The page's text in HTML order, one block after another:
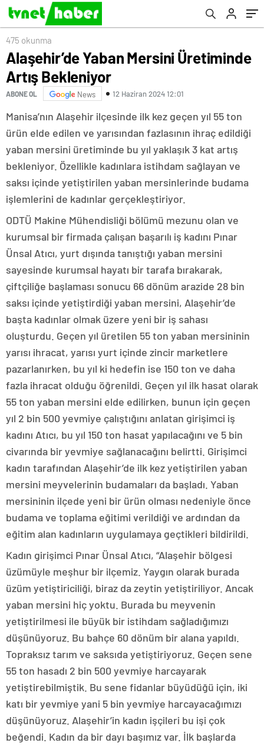
475 okunma
Alaşehir’de Yaban Mersini Üretiminde
Artış Bekleniyor
ABONE OL News 12 Haziran 2024 12:01
Manisa’nın Alaşehir ilçesinde ilk kez geçen yıl 55 ton
ürün elde edilen ve yarısından fazlasının ihraç edildiği
yaban mersini üretiminde bu yıl yaklaşık 3 kat artış
bekleniyor. Özellikle kadınlara istihdam sağlayan ve
saksı içinde yetiştirilen yaban mersinlerinde budama
işlemlerini de kadınlar gerçekleştiriyor.
ODTÜ Makine Mühendisliği bölümü mezunu olan ve
kurumsal bir firmada çalışan başarılı iş kadını Pınar
Ünsal Atıcı, yurt dışında tanıştığı yaban mersini
sayesinde kurumsal hayatı bir tarafa bırakarak,
çiftçiliğe başlaması sonucu 66 dönüm arazide 28 bin
saksı içinde yetiştirdiği yaban mersini, Alaşehir’de
başta kadınlar olmak üzere yeni bir iş sahası
oluşturdu. Geçen yıl üretilen 55 ton yaban mersininin
yarısı ihracat, yarısı yurt içinde zincir marketlere
pazarlanırken, bu yıl ki hedefin ise 150 ton ve daha
fazla ihracat olduğu öğrenildi. Geçen yıl ilk hasat olarak
55 ton yaban mersini elde edilirken, bunun için geçen
yıl 2 bin 500 yevmiye çalıştığını anlatan girişimci iş
kadını Atıcı, bu yıl 150 ton hasat yapılacağını ve 5 bin
civarında bir yevmiye sağlanacağını belirtti. Girişimci
kadın tarafından Alaşehir’de ilk kez yetiştirilen yaban
mersini meyvelerinin budamaları da başladı. Yaban
mersininin ilçede yeni bir ürün olması nedeniyle önce
budama ve toplama eğitimi verildiği ve ardından da
eğitim alan kadınların uygulamaya geçtikleri bildirildi.
Kadın girişimci Pınar Ünsal Atıcı, “Alaşehir bölgesi
üzümüyle meşhur bir ilçemiz. Yaygın olarak burada
üzüm yetiştiriciliği, biraz da zeytin yetiştiriliyor. Ancak
yaban mersini hiç yoktu. Burada bu meyvenin
yetiştirilmesi ile büyük bir istihdam sağladığımızı
düşünüyoruz. Bu bahçe 60 dönüm bir alana yapıldı.
Topraksız tarım ve saksıda yetiştiriyoruz. Geçen sene
55 ton hasadı 2 bin 500 yevmiye harcayarak
yetiştirebilmiştik. Bu sene fidanlar büyüdüğü için, iki
katı bir yevmiye yani 5 bin yevmiye harcayacağımızı
düşünüyoruz. Alaşehir’in kadın işçileri bu işi çok
beğendi. Kadın da bir dayı başımız var. İlk başlarda